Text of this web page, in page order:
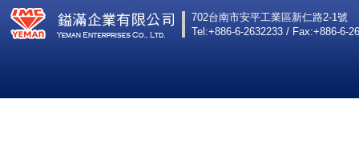
702台南市安平工業區新仁路2-1號
Tel:+886-6-2632233 / Fax:+886-6-